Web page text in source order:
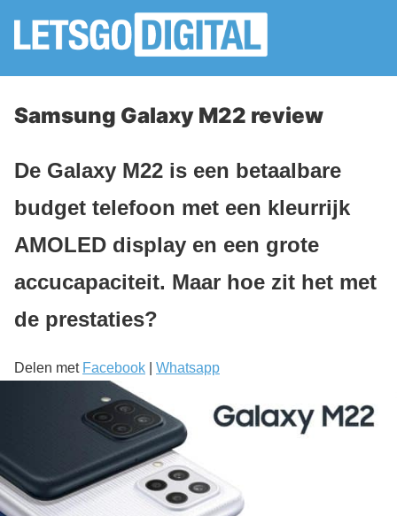
Samsung Galaxy M22 review
De Galaxy M22 is een betaalbare
budget telefoon met een kleurrijk
AMOLED display en een grote
accucapaciteit. Maar hoe zit het met
de prestaties?
Delen met Facebook Whatsapp